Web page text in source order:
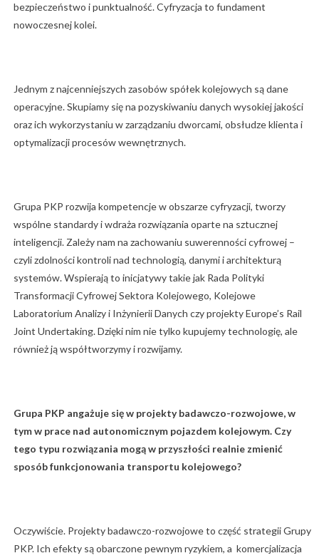
bezpieczeństwo i punktualność. Cyfryzacja to fundament
nowoczesnej kolei.
Jednym z najcenniejszych zasobów spółek kolejowych są dane
operacyjne. Skupiamy się na pozyskiwaniu danych wysokiej jakości
oraz ich wykorzystaniu w zarządzaniu dworcami, obsłudze klienta i
optymalizacji procesów wewnętrznych.
Grupa PKP rozwija kompetencje w obszarze cyfryzacji, tworzy
wspólne standardy i wdraża rozwiązania oparte na sztucznej
inteligencji. Zależy nam na zachowaniu suwerenności cyfrowej –
czyli zdolności kontroli nad technologią, danymi i architekturą
systemów. Wspierają to inicjatywy takie jak Rada Polityki
Transformacji Cyfrowej Sektora Kolejowego, Kolejowe
Laboratorium Analizy i Inżynierii Danych czy projekty Europe’s Rail
Joint Undertaking. Dzięki nim nie tylko kupujemy technologię, ale
również ją współtworzymy i rozwijamy.
Grupa PKP angażuje się w projekty badawczo-rozwojowe, w
tym w prace nad autonomicznym pojazdem kolejowym. Czy
tego typu rozwiązania mogą w przyszłości realnie zmienić
sposób funkcjonowania transportu kolejowego?
Oczywiście. Projekty badawczo-rozwojowe to część strategii Grupy
PKP. Ich efekty są obarczone pewnym ryzykiem, a komercjalizacja